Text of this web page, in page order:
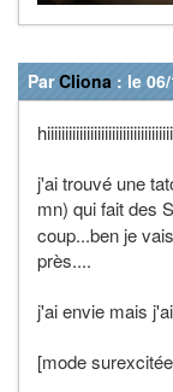
ParCliona : le
j'ai trouvé une
mn) qui fait des
coup...ben je
près....
j'ai envie mais
[mode